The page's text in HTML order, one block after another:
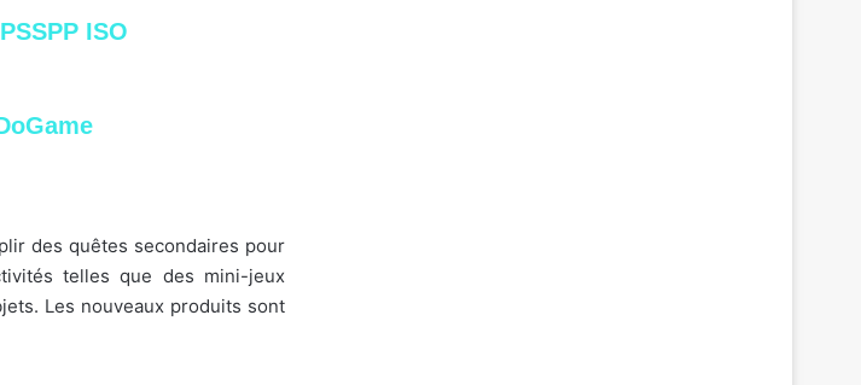
ISO
des quêtes secondaires pour
telles que des mini-jeux
Les nouveaux produits sont